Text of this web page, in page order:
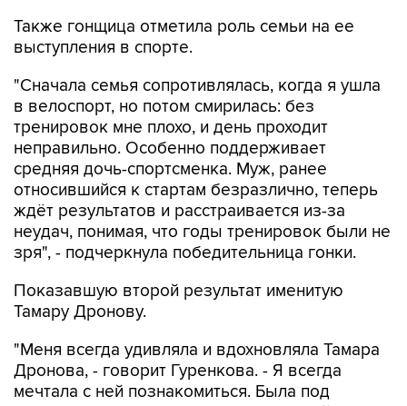
Также гонщица отметила роль семьи на ее
выступления в спорте.
"Сначала семья сопротивлялась, когда я ушла
в велоспорт, но потом смирилась: без
тренировок мне плохо, и день проходит
неправильно. Особенно поддерживает
средняя дочь-спортсменка. Муж, ранее
относившийся к стартам безразлично, теперь
ждёт результатов и расстраивается из-за
неудач, понимая, что годы тренировок были не
зря", - подчеркнула победительница гонки.
Показавшую второй результат именитую
Тамару Дронову.
"Меня всегда удивляла и вдохновляла Тамара
Дронова, - говорит Гуренкова. - Я всегда
мечтала с ней познакомиться. Была под